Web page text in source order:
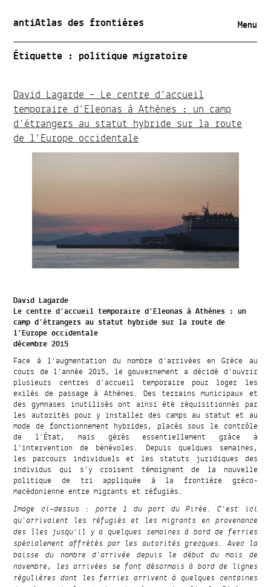
antiAtlas des frontières Menu
Étiquette : politique migratoire
David Lagarde – Le centre d’accueil
temporaire d’Eleonas à Athènes : un camp
d’étrangers au statut hybride sur la route
de l’Europe occidentale
David Lagarde
Le centre d’accueil temporaire d’Eleonas à Athènes : un
camp d’étrangers au statut hybride sur la route de
l’Europe occidentale
décembre 2015
Face à l’augmentation du nombre d’arrivées en Grèce au
cours de l’année 2015, le gouvernement a décidé d’ouvrir
plusieurs centres d’accueil temporaire pour loger les
exilés de passage à Athènes. Des terrains municipaux et
des gymnases inutilisés ont ainsi été réquisitionnés par
les autorités pour y installer des camps au statut et au
mode de fonctionnement hybrides, placés sous le contrôle
de l’État, mais gérés essentiellement grâce à
l’intervention de bénévoles. Depuis quelques semaines,
les parcours individuels et les statuts juridiques des
individus qui s’y croisent témoignent de la nouvelle
politique de tri appliquée à la frontière gréco-
macédonienne entre migrants et réfugiés.
Image ci-dessus : porte 1 du port du Pirée. C’est ici
qu’arrivaient les réfugiés et les migrants en provenance
des îles jusqu’il y a quelques semaines à bord de ferries
spécialement affrétés par les autorités grecques. Avec la
baisse du nombre d’arrivée depuis le début du mois de
novembre, les arrivées se font désormais à bord de lignes
régulières dont les ferries arrivent à quelques centaines